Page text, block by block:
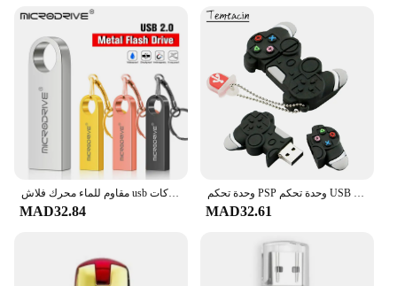
MAD32.84 MAD32.61